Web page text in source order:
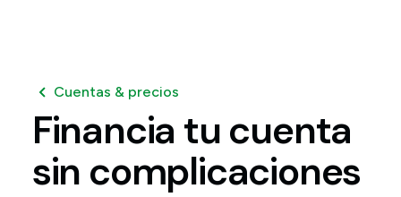
Cuentas & precios
Financia tu cuenta
sin complicaciones